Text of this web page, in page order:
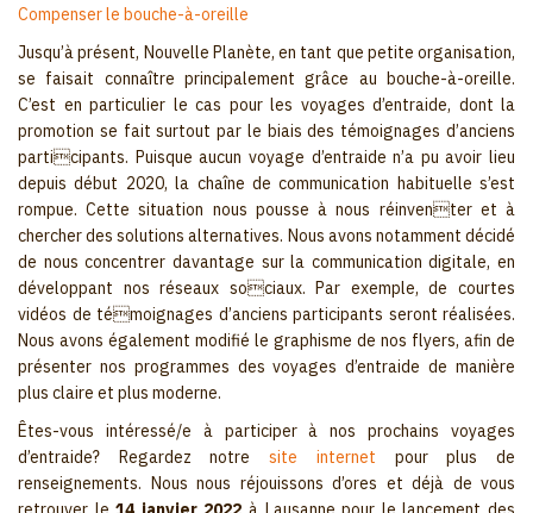
Compenser le bouche-à-oreille
Jusqu’à présent, Nouvelle Planète, en tant que petite organisation,
se faisait connaître principalement grâce au bouche-à-oreille.
C’est en particulier le cas pour les voyages d’entraide, dont la
promotion se fait surtout par le biais des témoignages d’anciens
participants. Puisque aucun voyage d’entraide n’a pu avoir lieu
depuis début 2020, la chaîne de communication habituelle s’est
rompue. Cette situation nous pousse à nous réinventer et à
chercher des solutions alternatives. Nous avons notamment décidé
de nous concentrer davantage sur la communication digitale, en
développant nos réseaux sociaux. Par exemple, de courtes
vidéos de témoignages d’anciens participants seront réalisées.
Nous avons également modifié le graphisme de nos flyers, afin de
présenter nos programmes des voyages d’entraide de manière
plus claire et plus moderne.
Êtes-vous intéressé/e à participer à nos prochains voyages
d’entraide? Regardez notresite internet pour plus de
renseignements. Nous nous réjouissons d’ores et déjà de vous